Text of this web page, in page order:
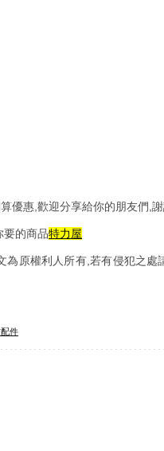
優惠,歡迎分享給你的朋友們,
要的商品特力屋
為原權利人所有,若有侵犯之處
件